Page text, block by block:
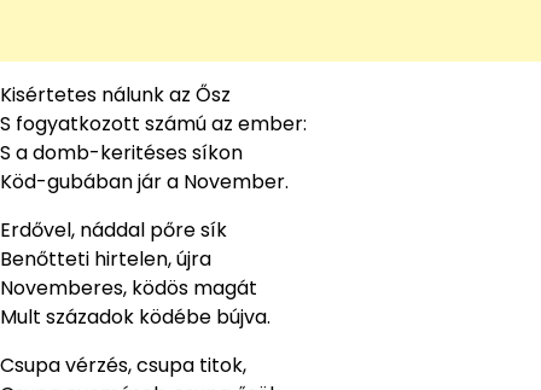
Kisértetes nálunk az Ősz
S fogyatkozott számú az ember:
S a domb-keritéses síkon
Köd-gubában jár a November.
Erdővel, náddal pőre sík
Benőtteti hirtelen, újra
Novemberes, ködös magát
Mult századok ködébe bújva.
Csupa vérzés, csupa titok,